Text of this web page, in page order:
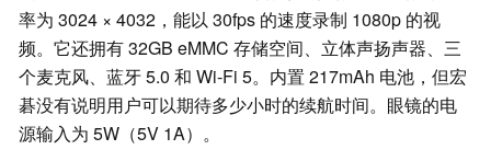
率为 3024 × 4032，能以 30fps 的速度录制 1080p 的视
频。它还拥有 32GB eMMC 存储空间、立体声扬声器、三
个麦克风、蓝牙 5.0 和 Wi-Fi 5。内置 217mAh 电池，但宏
碁没有说明用户可以期待多少小时的续航时间。眼镜的电
源输入为 5W（5V 1A）。